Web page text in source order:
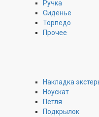
Ручка
Сиденье
Торпедо
Прочее
Накладка
Ноускат
Петля
Подкрылок